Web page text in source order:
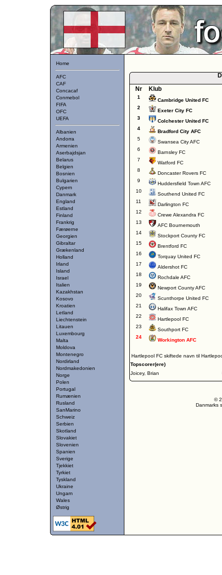
Home
AFC
CAF
Concacaf
Conmebol
FIFA
OFC
UEFA
Albanien
Andorra
Armenien
Aserbajdsjan
Belarus
Belgien
Bosnien
Bulgarien
Cypern
Danmark
England
Estland
Finland
Frankrig
Færøerne
Georgien
Gibraltar
Grækenland
Holland
Irland
Island
Israel
Italien
Kazakhstan
Kosovo
Kroatien
Letland
Liechtenstein
Litauen
Luxembourg
Malta
Moldova
Montenegro
Nordirland
Nordmakedonien
Norge
Polen
Portugal
Rumænien
Rusland
SanMarino
Schweiz
Serbien
Skotland
Slovakiet
Slovenien
Spanien
Sverige
Tjekkiet
Tyrkiet
Tyskland
Ukraine
Ungarn
Wales
Østrig
Nr
Klub
1
Cambridge United FC
2
Exeter City FC
3
Colchester United FC
4
Bradford City AFC
5
Swansea City AFC
6
Barnsley FC
7
Watford FC
8
Doncaster Rovers FC
9
Huddersfield Town AFC
10
Southend United FC
11
Darlington FC
12
Crewe Alexandra FC
13
AFC Bournemouth
14
Stockport County FC
15
Brentford FC
16
Torquay United FC
17
Aldershot FC
18
Rochdale AFC
19
Newport County AFC
20
Scunthorpe United FC
21
Halifax Town AFC
22
Hartlepool FC
23
Southport FC
24
Workington AFC
Hartlepool FC skiftede navn til
Topscorer(ere)
Joicey, Brian
©
Danmarks